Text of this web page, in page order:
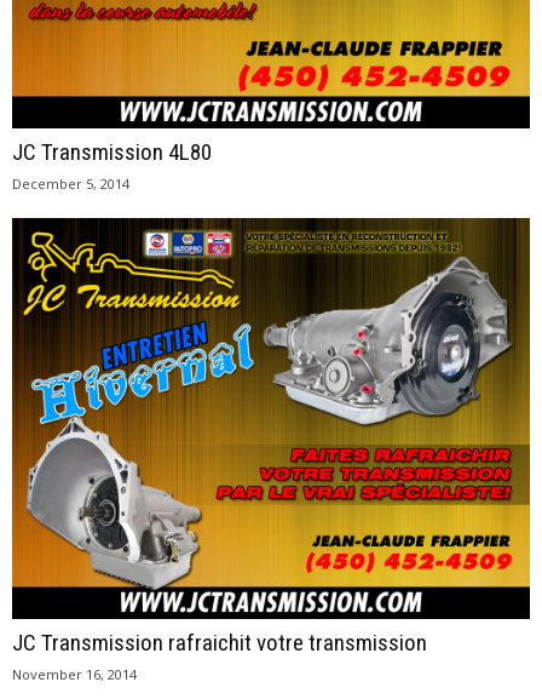
JC Transmission 4L80
December 5, 2014
JC Transmission rafraichit votre transmission
November 16, 2014